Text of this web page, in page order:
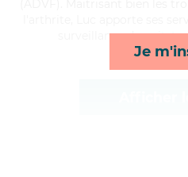
Je
surveillance de nuit,